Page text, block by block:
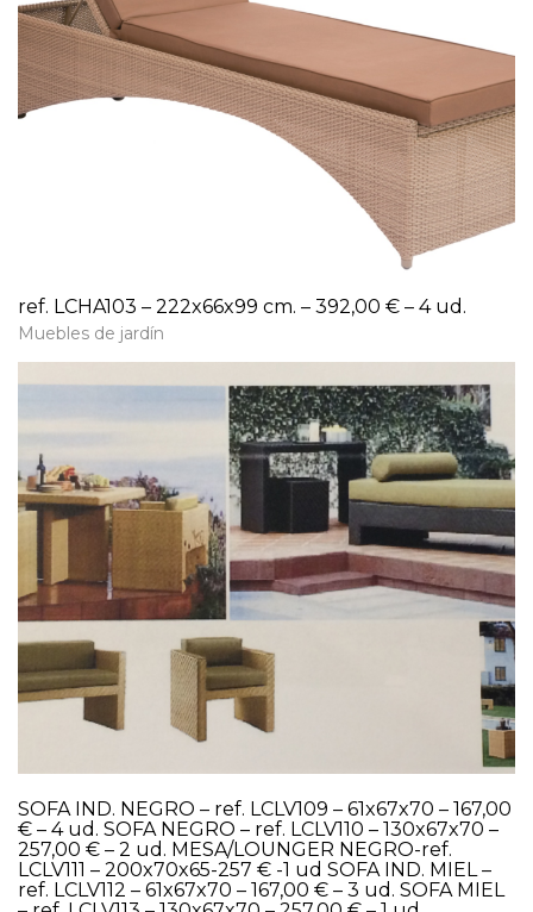
ref. LCHA103 – 222x66x99 cm. – 392,00 € – 4 ud.
Muebles de jardín
SOFA IND. NEGRO – ref. LCLV109 – 61x67x70 – 167,00
€ – 4 ud. SOFA NEGRO – ref. LCLV110 – 130x67x70 –
257,00 € – 2 ud. MESA/LOUNGER NEGRO-ref.
LCLV111 – 200x70x65-257 € -1 ud SOFA IND. MIEL –
ref. LCLV112 – 61x67x70 – 167,00 € – 3 ud. SOFA MIEL